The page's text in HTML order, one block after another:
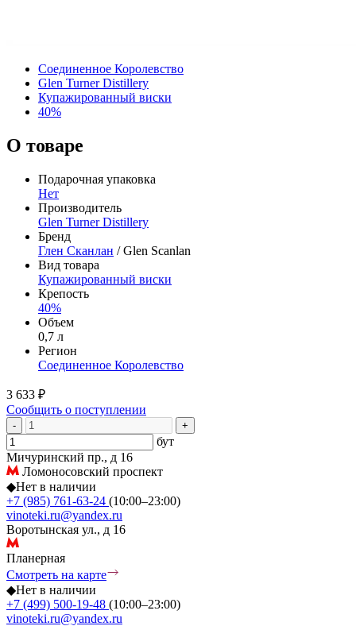
Соединенное Королевство
Glen Turner Distillery
Купажированный виски
40%
О товаре
Подарочная упаковка
Нет
Производитель
Glen Turner Distillery
Бренд
Глен Сканлан / Glen Scanlan
Вид товара
Купажированный виски
Крепость
40%
Объем
0,7 л
Регион
Соединенное Королевство
3 633 ₽
Сообщить о поступлении
- +
бут
Мичуринский пр., д 16
Ломоносовский проспект
◆Нет в наличии
+7 (985) 761-63-24 (10:00–23:00)
vinoteki.ru@yandex.ru
Воротынская ул., д 16
Планерная
Смотреть на карте
◆Нет в наличии
+7 (499) 500-19-48 (10:00–23:00)
vinoteki.ru@yandex.ru